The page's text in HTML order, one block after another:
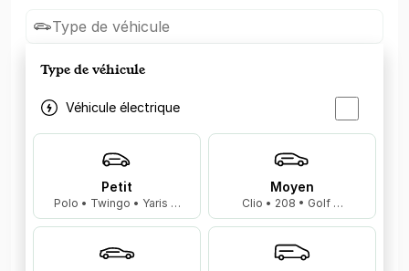
Type de véhicule
Type de véhicule
Véhicule électrique
Petit
Polo • Twingo • Yaris …
Moyen
Clio • 208 • Golf …